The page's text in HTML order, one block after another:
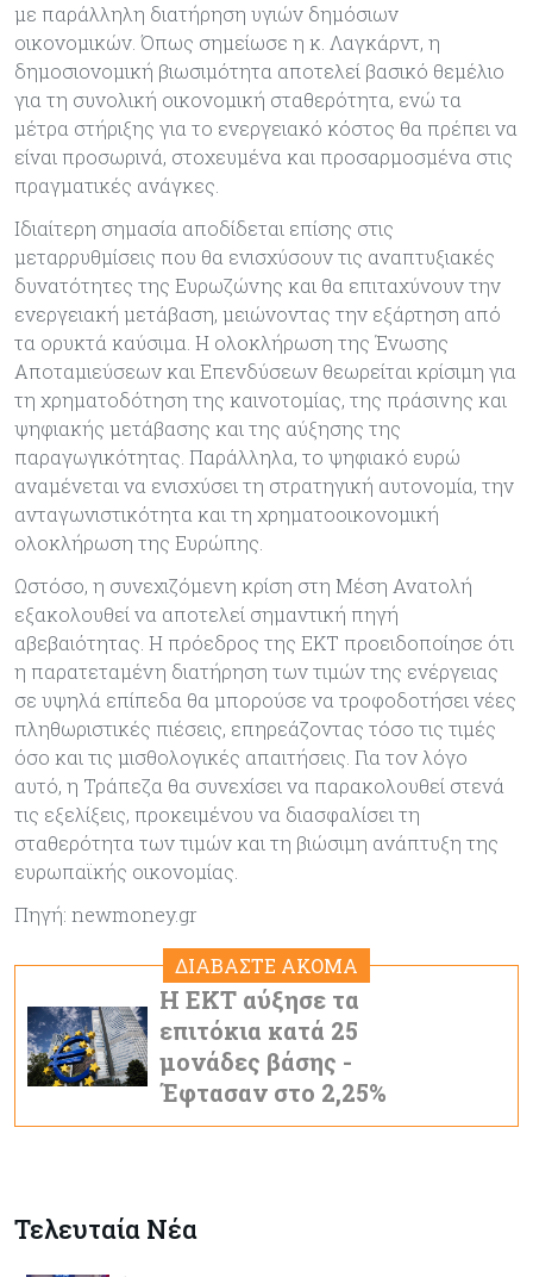
με παράλληλη διατήρηση υγιών δημόσιων
οικονομικών. Όπως σημείωσε η κ. Λαγκάρντ, η
δημοσιονομική βιωσιμότητα αποτελεί βασικό θεμέλιο
για τη συνολική οικονομική σταθερότητα, ενώ τα
μέτρα στήριξης για το ενεργειακό κόστος θα πρέπει να
είναι προσωρινά, στοχευμένα και προσαρμοσμένα στις
πραγματικές ανάγκες.
Ιδιαίτερη σημασία αποδίδεται επίσης στις
μεταρρυθμίσεις που θα ενισχύσουν τις αναπτυξιακές
δυνατότητες της Ευρωζώνης και θα επιταχύνουν την
ενεργειακή μετάβαση, μειώνοντας την εξάρτηση από
τα ορυκτά καύσιμα. Η ολοκλήρωση της Ένωσης
Αποταμιεύσεων και Επενδύσεων θεωρείται κρίσιμη για
τη χρηματοδότηση της καινοτομίας, της πράσινης και
ψηφιακής μετάβασης και της αύξησης της
παραγωγικότητας. Παράλληλα, το ψηφιακό ευρώ
αναμένεται να ενισχύσει τη στρατηγική αυτονομία, την
ανταγωνιστικότητα και τη χρηματοοικονομική
ολοκλήρωση της Ευρώπης.
Ωστόσο, η συνεχιζόμενη κρίση στη Μέση Ανατολή
εξακολουθεί να αποτελεί σημαντική πηγή
αβεβαιότητας. Η πρόεδρος της ΕΚΤ προειδοποίησε ότι
η παρατεταμένη διατήρηση των τιμών της ενέργειας
σε υψηλά επίπεδα θα μπορούσε να τροφοδοτήσει νέες
πληθωριστικές πιέσεις, επηρεάζοντας τόσο τις τιμές
όσο και τις μισθολογικές απαιτήσεις. Για τον λόγο
αυτό, η Τράπεζα θα συνεχίσει να παρακολουθεί στενά
τις εξελίξεις, προκειμένου να διασφαλίσει τη
σταθερότητα των τιμών και τη βιώσιμη ανάπτυξη της
ευρωπαϊκής οικονομίας.
Πηγή: newmoney.gr
ΔΙΑΒΑΣΤΕ ΑΚΟΜΑ
Η ΕΚΤ αύξησε τα
επιτόκια κατά 25
μονάδες βάσης -
Έφτασαν στο 2,25%
Τελευταία Νέα